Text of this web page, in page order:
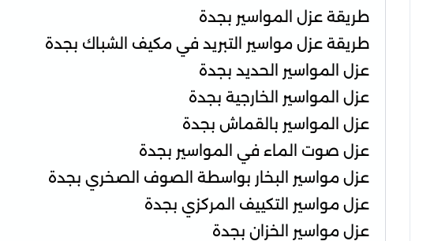
طريقة عزل المواسير بجدة
طريقة عزل مواسير التبريد في مكيف الشباك بجدة
عزل المواسير الحديد بجدة
عزل المواسير الخارجية بجدة
عزل المواسير بالقماش بجدة
عزل صوت الماء في المواسير بجدة
عزل مواسير البخار بواسطة الصوف الصخري بجدة
عزل مواسير التكييف المركزي بجدة
عزل مواسير الخزان بجدة